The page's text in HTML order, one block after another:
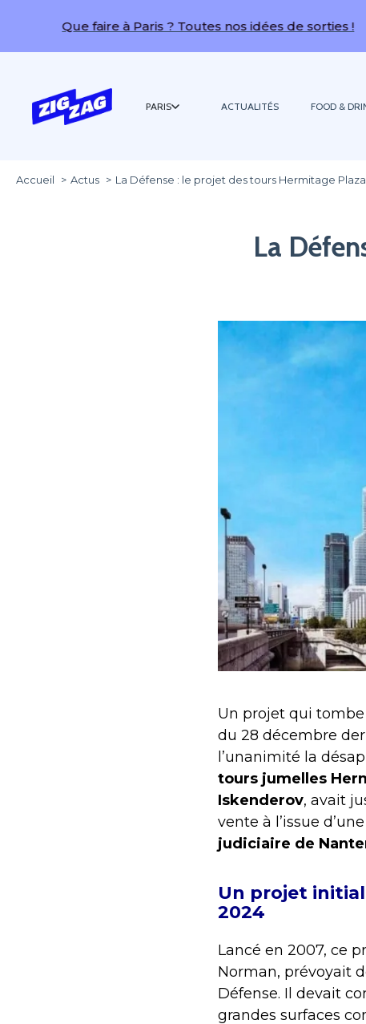
Que faire à Paris ? Toutes nos idées de sorties !
PARIS ACTUALITÉS FOOD &
Accueil Actus La Défense : le projet des tours Hermitage
La
Un projet qui tombe
du 28 décembre
l’unanimité la
tours jumelles
Iskenderov, avait
vente à l’issue
judiciaire de
Un projet
2024
Lancé en 2007, ce
Norman, prévoyait
Défense. Il devait
grandes surfaces